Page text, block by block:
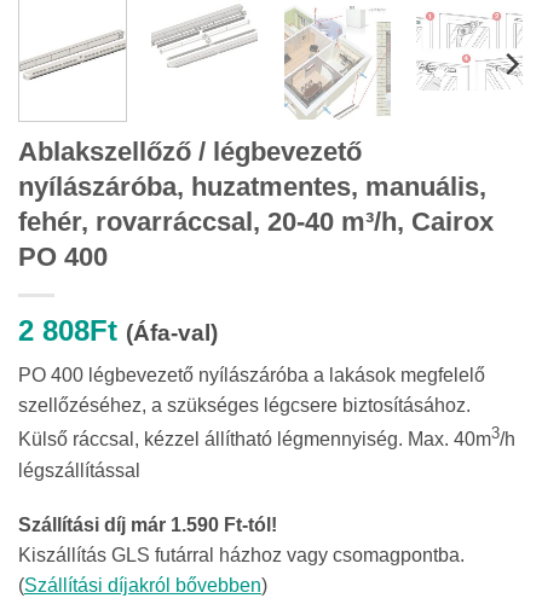
Ablakszellőző / légbevezető
nyílászáróba, huzatmentes, manuális,
fehér, rovarráccsal, 20-40 m³/h, Cairox
PO 400
2 808Ft (Áfa-val)
PO 400 légbevezető nyílászáróba a lakások megfelelő
szellőzéséhez, a szükséges légcsere biztosításához.
Külső ráccsal, kézzel állítható légmennyiség. Max. 40m3/h
légszállítással
Szállítási díj már 1.590 Ft-tól!
Kiszállítás GLS futárral házhoz vagy csomagpontba.
(Szállítási díjakról bővebben)